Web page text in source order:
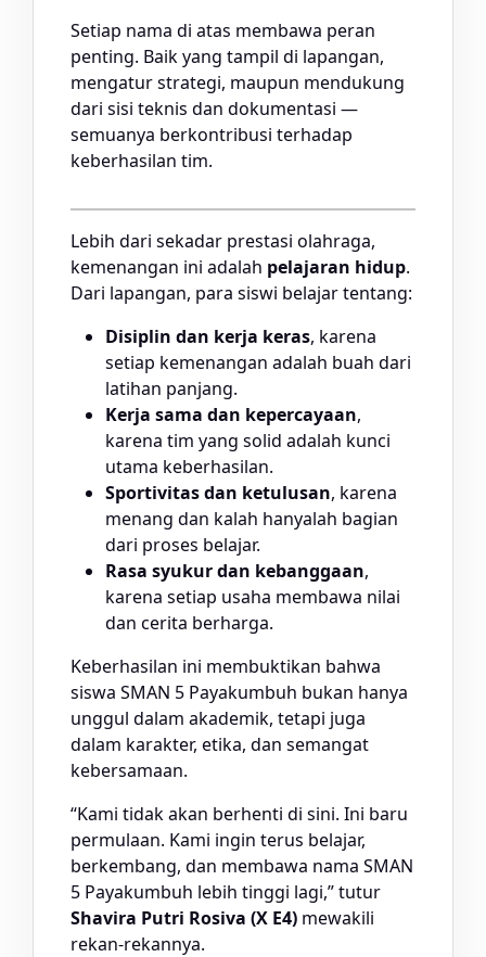
Setiap nama di atas membawa peran
penting. Baik yang tampil di lapangan,
mengatur strategi, maupun mendukung
dari sisi teknis dan dokumentasi —
semuanya berkontribusi terhadap
keberhasilan tim.
Lebih dari sekadar prestasi olahraga,
kemenangan ini adalah pelajaran hidup.
Dari lapangan, para siswi belajar tentang:
Disiplin dan kerja keras, karena
setiap kemenangan adalah buah dari
latihan panjang.
Kerja sama dan kepercayaan,
karena tim yang solid adalah kunci
utama keberhasilan.
Sportivitas dan ketulusan, karena
menang dan kalah hanyalah bagian
dari proses belajar.
Rasa syukur dan kebanggaan,
karena setiap usaha membawa nilai
dan cerita berharga.
Keberhasilan ini membuktikan bahwa
siswa SMAN 5 Payakumbuh bukan hanya
unggul dalam akademik, tetapi juga
dalam karakter, etika, dan semangat
kebersamaan.
“Kami tidak akan berhenti di sini. Ini baru
permulaan. Kami ingin terus belajar,
berkembang, dan membawa nama SMAN
5 Payakumbuh lebih tinggi lagi,” tutur
Shavira Putri Rosiva (X E4) mewakili
rekan-rekannya.